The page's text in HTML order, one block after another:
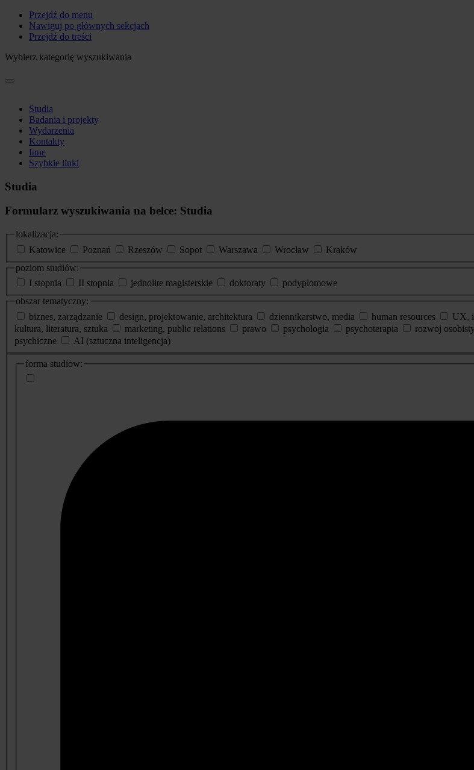
Przejdź do menu
Nawiguj po głównych sekcjach
Przejdź do treści
Wybierz kategorię wyszukiwania
Studia
Badania i projekty
Wydarzenia
Kontakty
Inne
Szybkie linki
Studia
Formularz wyszukiwania na belce: Studia
lokalizacja:
Katowice
Poznań Rzeszów Sopot Warszawa Wrocław
Kraków
poziom studiów:
I stopnia
II stopnia jednolite magisterskie doktoraty
podyplomowe
obszar tematyczny:
biznes, zarządzanie
design, projektowanie, architektura dziennikarstwo, media human resources UX,
kultura, literatura, sztuka
marketing, public relations prawo psychologia psychoterapia rozwój
psychiczne
AI (sztuczna inteligencja)
dodatkowe
informacje
forma studiów: